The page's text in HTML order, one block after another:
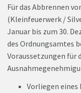
Für das Abbrennen
(Kleinfeuerwerk /
Januar bis zum 30.
des Ordnungsamtes
Voraussetzungen für
Vorliegen eines